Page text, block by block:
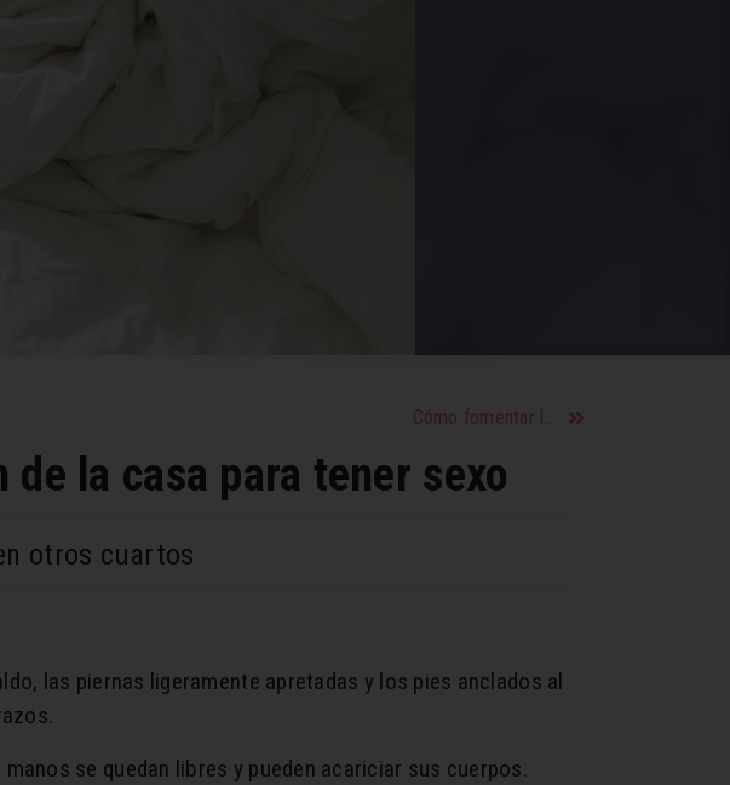
Cómo fomentar la asertividad desde pequeños
la casa para tener sexo
otros cuartos
las piernas ligeramente apretadas y los pies anclados al
se quedan libres y pueden acariciar sus cuerpos.